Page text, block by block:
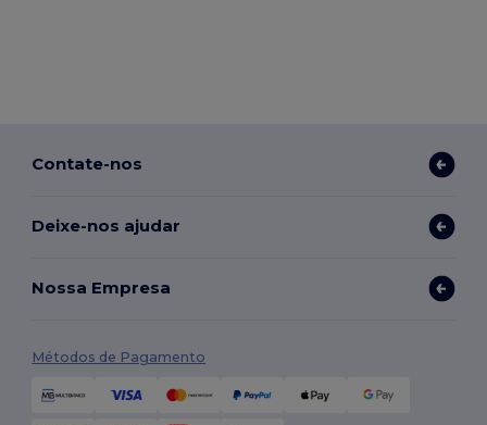
Contate-nos
Deixe-nos ajudar
Nossa Empresa
Métodos de Pagamento